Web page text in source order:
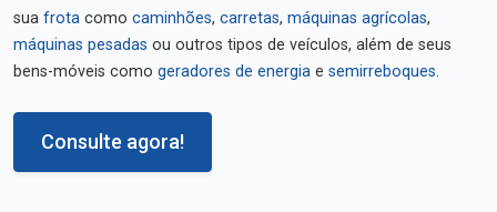
sua frota como caminhões, carretas, máquinas agrícolas,
máquinas pesadas ou outros tipos de veículos, além de seus
bens-móveis como geradores de energia e semirreboques.
Consulte agora!